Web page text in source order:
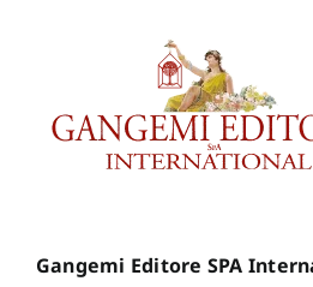
Gangemi Editore SPA